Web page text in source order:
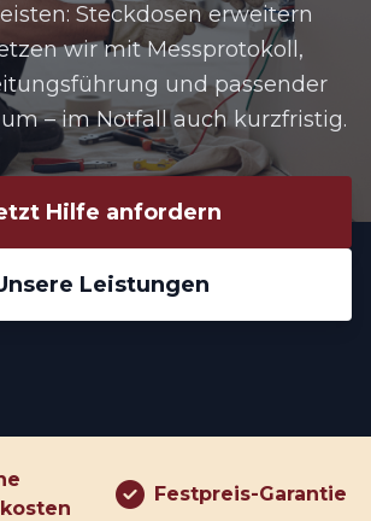
Steckdosen erweitern
wir mit Messprotokoll,
und passender
– im Notfall auch kurzfristig.
Hilfe anfordern
Leistungen
Festpreis-Garantie